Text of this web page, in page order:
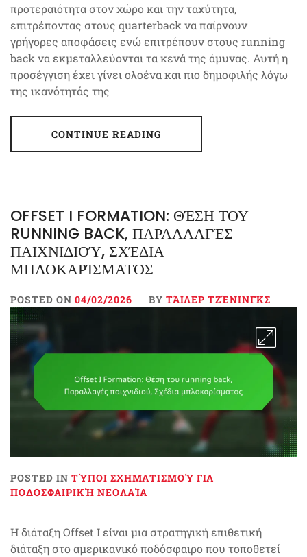
προτεραιότητα στον χώρο και την ταχύτητα,
επιτρέποντας στους quarterback να παίρνουν
γρήγορες αποφάσεις ενώ επιτρέπουν στους running
back να εκμεταλλεύονται τα κενά της άμυνας. Αυτή η
προσέγγιση έχει γίνει ολοένα και πιο δημοφιλής λόγω
της ικανότητάς της
CONTINUE READING
OFFSET I FORMATION: ΘΈΣΗ ΤΟΥ
RUNNING BACK, ΠΑΡΑΛΛΑΓΈΣ
ΠΑΙΧΝΙΔΙΟΎ, ΣΧΈΔΙΑ
ΜΠΛΟΚΑΡΊΣΜΑΤΟΣ
POSTED ON 04/02/2026 BY ΤΆΙΛΕΡ ΤΖΈΝΙΝΓΚΣ
POSTED IN ΤΎΠΟΙ ΣΧΗΜΑΤΙΣΜΟΎ ΓΙΑ
ΠΟΔΟΣΦΑΙΡΙΚΉ ΝΕΟΛΑΊΑ
Η διάταξη Offset I είναι μια στρατηγική επιθετική
διάταξη στο αμερικανικό ποδόσφαιρο που τοποθετεί